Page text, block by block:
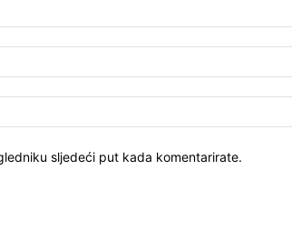
sljedeći put kada komentarirate.